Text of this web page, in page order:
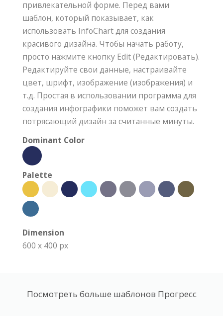
привлекательной форме. Перед вами
шаблон, который показывает, как
использовать InfoChart для создания
красивого дизайна. Чтобы начать работу,
просто нажмите кнопку Edit (Редактировать).
Редактируйте свои данные, настраивайте
цвет, шрифт, изображение (изображения) и
т.д. Простая в использовании программа для
создания инфографики поможет вам создать
потрясающий дизайн за считанные минуты.
Dominant Color
Palette
Dimension
600 x 400 px
Посмотреть больше шаблонов Прогресс